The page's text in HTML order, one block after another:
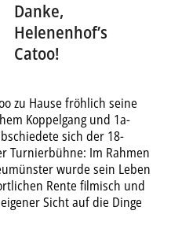
Danke,
Helenenhof’s
Catoo!
zu Hause fröhlich seine
Koppelgang und 1a-
sich der 18-
Turnierbühne: Im Rahmen
wurde sein Leben
Rente filmisch und
Sicht auf die Dinge